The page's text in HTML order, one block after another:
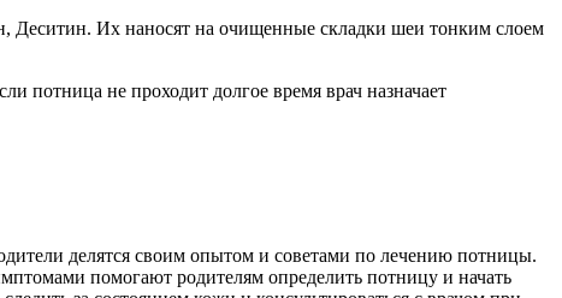
Деситин. Их наносят на очищенные складки шеи тонким слоем
потница не проходит долгое время врач назначает
делятся своим опытом и советами по лечению потницы.
помогают родителям определить потницу и начать